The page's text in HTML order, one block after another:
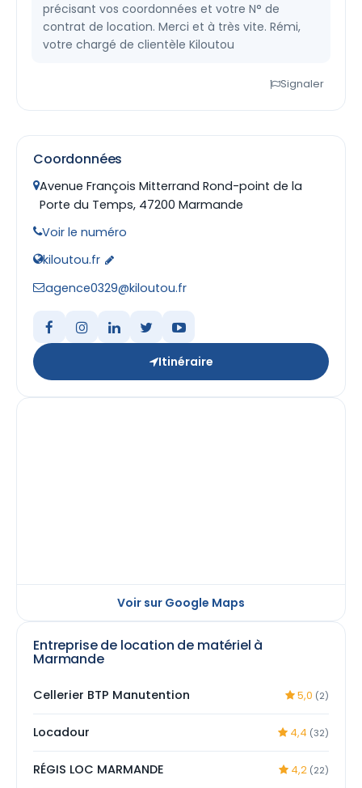
précisant vos coordonnées et votre N° de
contrat de location. Merci et à très vite. Rémi,
votre chargé de clientèle Kiloutou
Signaler
Coordonnées
Avenue François Mitterrand Rond-point de la
Porte du Temps, 47200 Marmande
Voir le numéro
kiloutou.fr
agence0329@kiloutou.fr
Itinéraire
Voir sur Google Maps
Entreprise de location de matériel à
Marmande
Cellerier BTP Manutention 5,0 (2)
Locadour 4,4 (32)
RÉGIS LOC MARMANDE 4,2 (22)